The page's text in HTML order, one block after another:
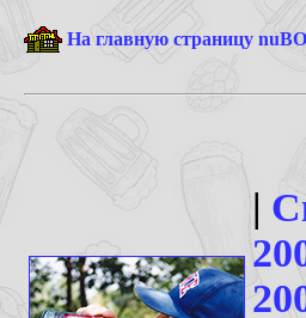
На главную страницу
|